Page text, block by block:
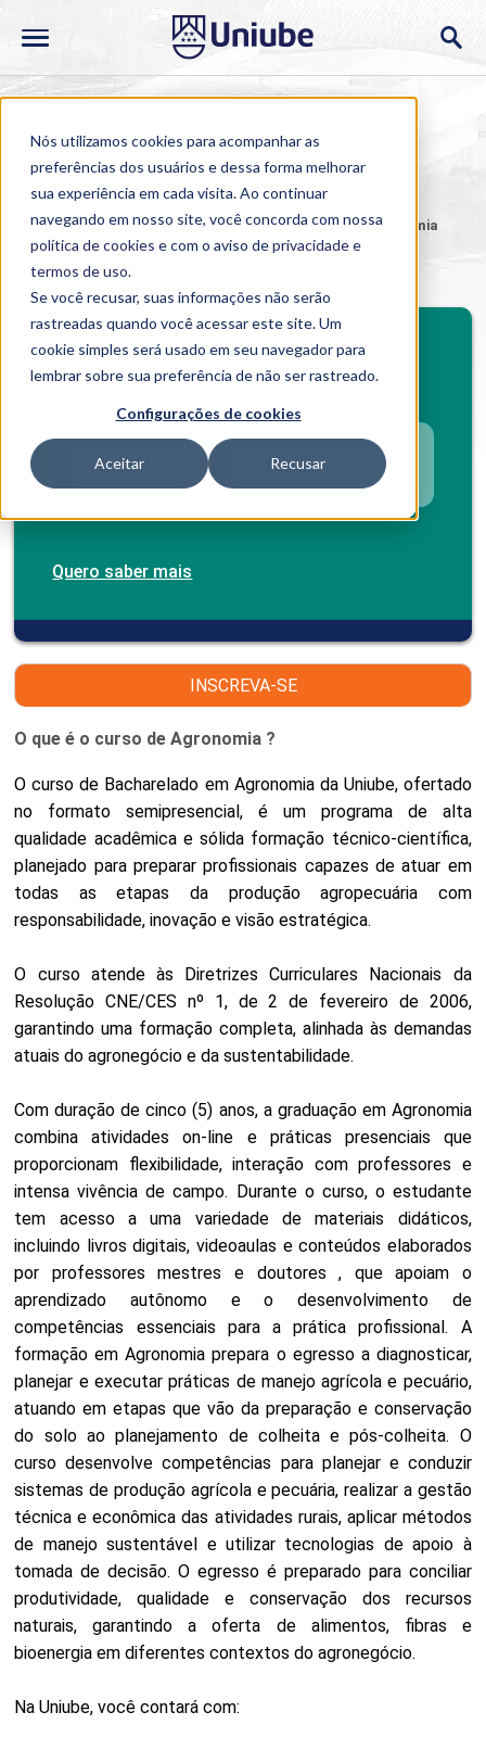
Nós utilizamos cookies para acompanhar as
preferências dos usuários e dessa forma melhorar
sua experiência em cada visita. Ao continuar
navegando em nosso site, você concorda com nossa
política de cookies e com o aviso deprivacidade e
termos de uso.
Se você recusar, suas informações não serão
rastreadas quando você acessar este site. Um
cookie simples será usado em seu navegador para
lembrar sobre sua preferência de não ser rastreado.
Configurações de cookies
Aceitar Recusar
Home > Cursos > Semipresencial > Graduação >Agronomia
Agronomia
Investimento mensal
Selecione o polo
Quero saber mais
INSCREVA-SE
O que é o curso de Agronomia ?
O curso de Bacharelado em Agronomia da Uniube, ofertado
no formato semipresencial, é um programa de alta
qualidade acadêmica e sólida formação técnico-científica,
planejado para preparar profissionais capazes de atuar em
todas as etapas da produção agropecuária com
responsabilidade, inovação e visão estratégica.
O curso atende às Diretrizes Curriculares Nacionais da
Resolução CNE/CES nº 1, de 2 de fevereiro de 2006,
garantindo uma formação completa, alinhada às demandas
atuais do agronegócio e da sustentabilidade.
Com duração de cinco (5) anos, a graduação em Agronomia
combina atividades on-line e práticas presenciais que
proporcionam flexibilidade, interação com professores e
intensa vivência de campo. Durante o curso, o estudante
tem acesso a uma variedade de materiais didáticos,
incluindo livros digitais, videoaulas e conteúdos elaborados
por professores mestres e doutores , que apoiam o
aprendizado autônomo e o desenvolvimento de
competências essenciais para a prática profissional. A
formação em Agronomia prepara o egresso a diagnosticar,
planejar e executar práticas de manejo agrícola e pecuário,
atuando em etapas que vão da preparação e conservação
do solo ao planejamento de colheita e pós-colheita. O
curso desenvolve competências para planejar e conduzir
sistemas de produção agrícola e pecuária, realizar a gestão
técnica e econômica das atividades rurais, aplicar métodos
de manejo sustentável e utilizar tecnologias de apoio à
tomada de decisão. O egresso é preparado para conciliar
produtividade, qualidade e conservação dos recursos
naturais, garantindo a oferta de alimentos, fibras e
bioenergia em diferentes contextos do agronegócio.
Na Uniube, você contará com: